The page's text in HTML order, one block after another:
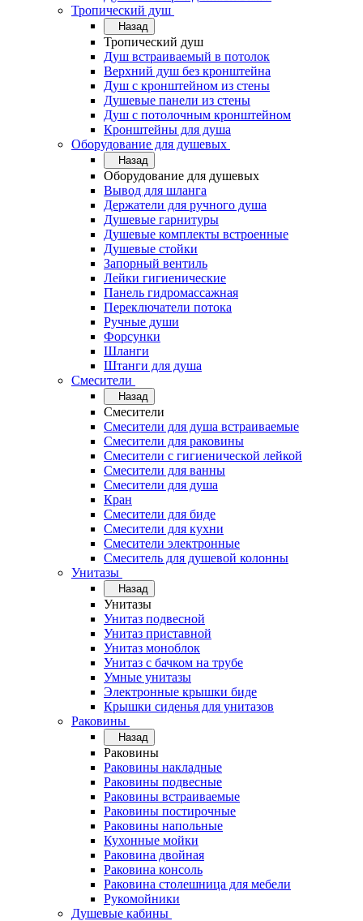
Тропический душ
Назад
Тропический душ
Душ встраиваемый в потолок
Верхний душ без кронштейна
Душ с кронштейном из стены
Душевые панели из стены
Душ с потолочным кронштейном
Кронштейны для душа
Оборудование для душевых
Назад
Оборудование для душевых
Вывод для шланга
Держатели для ручного душа
Душевые гарнитуры
Душевые комплекты встроенные
Душевые стойки
Запорный вентиль
Лейки гигиенические
Панель гидромассажная
Переключатели потока
Ручные души
Форсунки
Шланги
Штанги для душа
Смесители
Назад
Смесители
Смесители для душа встраиваемые
Смесители для раковины
Смесители с гигиенической лейкой
Смесители для ванны
Смесители для душа
Кран
Смесители для биде
Смесители для кухни
Смесители электронные
Смеситель для душевой колонны
Унитазы
Назад
Унитазы
Унитаз подвесной
Унитаз приставной
Унитаз моноблок
Унитаз с бачком на трубе
Умные унитазы
Электронные крышки биде
Крышки сиденья для унитазов
Раковины
Назад
Раковины
Раковины накладные
Раковины подвесные
Раковины встраиваемые
Раковины постирочные
Раковины напольные
Кухонные мойки
Раковина двойная
Раковина консоль
Раковина столешница для мебели
Рукомойники
Душевые кабины